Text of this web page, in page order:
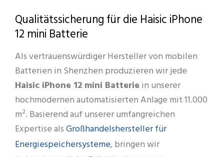
Qualitätssicherung für die Haisic iPhone
12 mini Batterie
Als vertrauenswürdiger Hersteller von mobilen
Batterien in Shenzhen produzieren wir jede
Haisic iPhone 12 mini Batterie in unserer
hochmodernen automatisierten Anlage mit 11.000
m². Basierend auf unserer umfangreichen
Expertise alsGroßhandelshersteller für
Energiespeichersysteme, bringen wir